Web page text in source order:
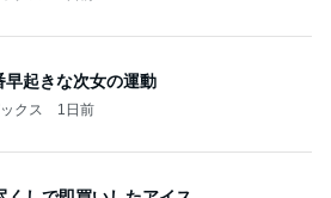
早起きな次女の運動
クス 1日前
くしで即買いしたアイス